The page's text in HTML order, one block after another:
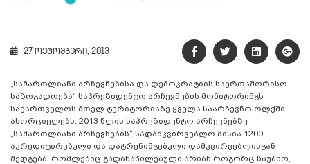
27 ოქტომბერი, 2013
„სამართლიანი არჩევნებისა და დემოკრატიის საერთაშორისო
საზოგადოება“ საპრეზიდენტო არჩევნების მონიტორინგს
საქართველოს მთელ ტერიტორიაზე ყველა საარჩევნო ოლქში
ახორციელებს. 2013 წლის საპრეზიდენტო არჩევნებზე
„სამართლიანი არჩევნების“ სადამკვირვებლო მისია 1200
აკრედიტირებული და დატრენინგებული დამკვირვებლისგან
შედგება, რომლებიც გადანაწილებული არიან როგორც საუბნო,